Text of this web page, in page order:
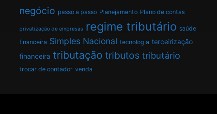
negócio passo a passo Planejamento Plano de contas
privatização de empresas regime tributário saúde
financeira Simples Nacional tecnologia terceirização
financeira tributação tributos tributário
trocar de contador venda